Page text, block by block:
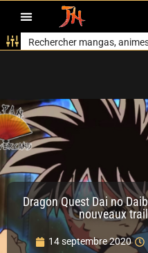
Dragon Quest Dai no
nouveaux
14 septembre 2020